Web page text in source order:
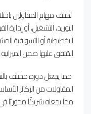
تختلف مهام المقاولين
التوريد، التشغيل، أو
التخطيطية أو التسويقية
المُتفق عليها ضمن
مما يجعل دوره مختلف
المقاولات من الركائز
مما يجعله شريكًا محوريًا